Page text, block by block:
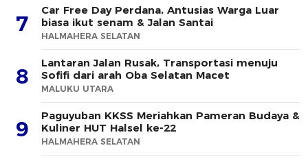
7
Car Free Day Perdana, Antusias Warga Luar
biasa ikut senam & Jalan Santai
HALMAHERA SELATAN
8
Lantaran Jalan Rusak, Transportasi menuju
Sofifi dari arah Oba Selatan Macet
MALUKU UTARA
9
Paguyuban KKSS Meriahkan Pameran Budaya &
Kuliner HUT Halsel ke-22
HALMAHERA SELATAN